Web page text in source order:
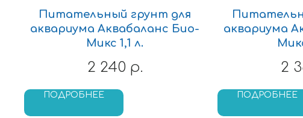
Питательный грунт для
аквариума Аквабаланс Био-
Микс 1,1 л.
2 240 р.
ПОДРОБНЕЕ
аквариума
2
ПОДРОБНЕЕ